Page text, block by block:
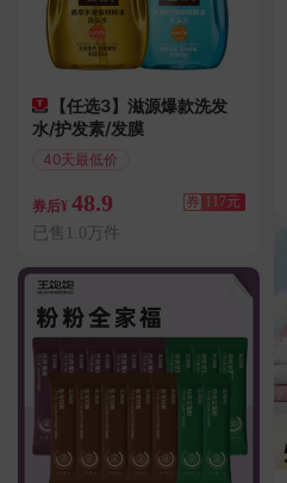
【任选3】滋源爆款洗发
水/护发素/发膜
40天最低价
券后¥ 48.9 券 117元
已售1.0万件